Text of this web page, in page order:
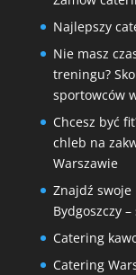
Najlepszy
Nie masz
treningu?
sportowców
Chcesz być
chleb na
Warszawie
Znajdź
Bydgoszczy
Catering
Catering